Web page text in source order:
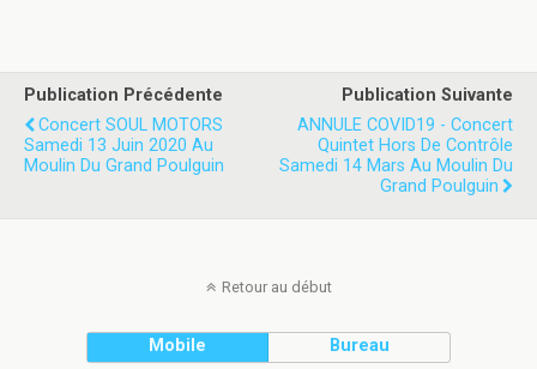
Publication Précédente
Concert SOUL MOTORS
Samedi 13 Juin 2020 Au
Moulin Du Grand Poulguin
Publication Suivante
ANNULE COVID19 - Concert
Quintet Hors De Contrôle
Samedi 14 Mars Au Moulin Du
Grand Poulguin
Retour au début
Mobile Bureau